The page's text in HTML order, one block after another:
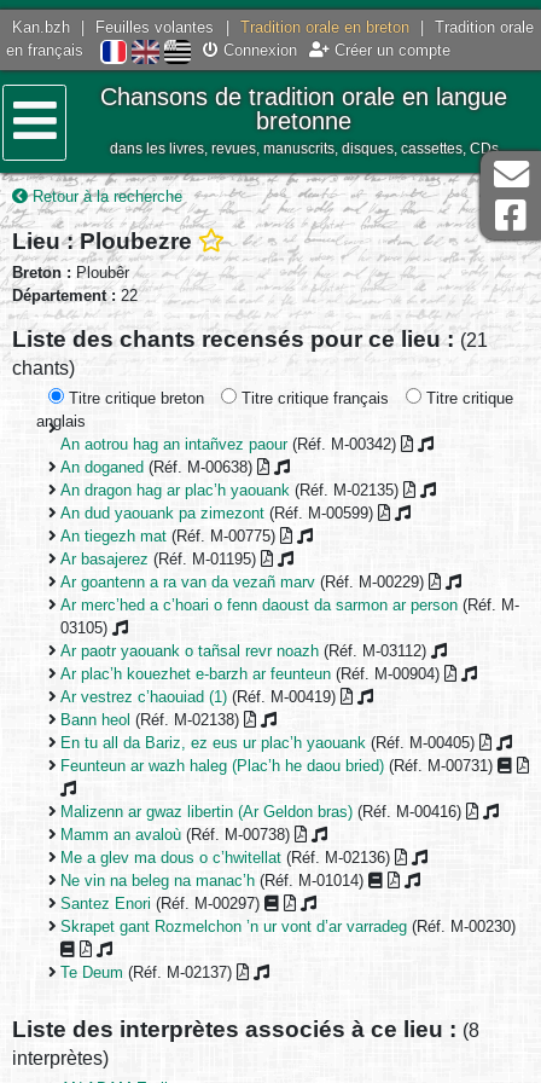
Kan.bzh Feuilles volantes Tradition orale en breton
Tradition orale
en français
Connexion Créer un compte
Menu
Chansons de tradition orale en langue
bretonne
dans les livres, revues, manuscrits, disques, cassettes, CDs
Retour à la recherche
Lieu : Ploubezre
Breton : Ploubêr
Département : 22
Liste des chants recensés pour ce lieu : (21
chants)
Titre critique breton Titre critique français
Titre critique
anglais
An aotrou hag an intañvez paour(Réf. M-00342)
An doganed (Réf. M-00638)
An dragon hag ar plac’h yaouank (Réf. M-02135)
An dud yaouank pa zimezont (Réf. M-00599)
An tiegezh mat (Réf. M-00775)
Ar basajerez (Réf. M-01195)
Ar goantenn a ra van da vezañ marv (Réf. M-00229)
Ar merc’hed a c’hoari o fenn daoust da sarmon ar person (Réf. M-
03105)
Ar paotr yaouank o tañsal revr noazh (Réf. M-03112)
Ar plac’h kouezhet e-barzh ar feunteun (Réf. M-00904)
Ar vestrez c’haouiad (1) (Réf. M-00419)
Bann heol (Réf. M-02138)
En tu all da Bariz, ez eus ur plac’h yaouank (Réf. M-00405)
Feunteun ar wazh haleg (Plac’h he daou bried) (Réf. M-00731)
Malizenn ar gwaz libertin (Ar Geldon bras) (Réf. M-00416)
Mamm an avaloù (Réf. M-00738)
Me a glev ma dous o c’hwitellat (Réf. M-02136)
Ne vin na beleg na manac’h (Réf. M-01014)
Santez Enori (Réf. M-00297)
Skrapet gant Rozmelchon ’n ur vont d’ar varradeg (Réf. M-00230)
Te Deum (Réf. M-02137)
Liste des interprètes associés à ce lieu : (8
interprètes)